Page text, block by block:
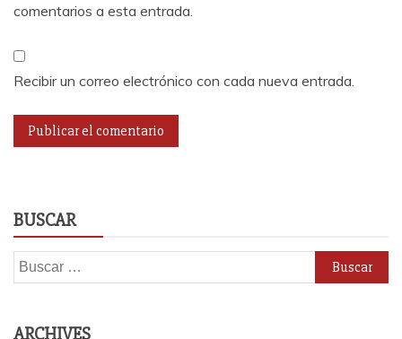
comentarios a esta entrada.
Recibir un correo electrónico con cada nueva entrada.
BUSCAR
Buscar:
ARCHIVES